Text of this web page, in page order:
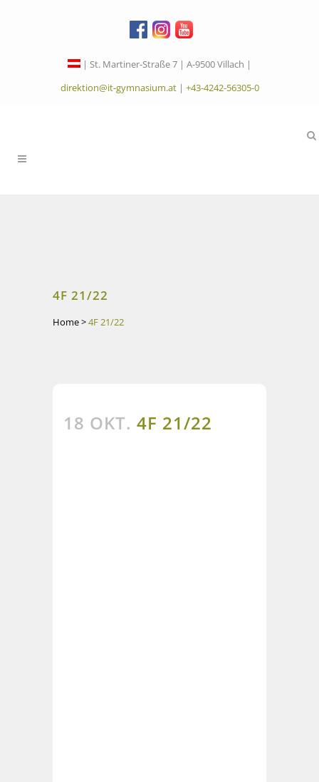
| St. Martiner-Straße 7 | A-9500 Villach |
direktion@it-gymnasium.at| +43-4242-56305-0
4F 21/22
Home>4F 21/22
18 OKT. 4F 21/22